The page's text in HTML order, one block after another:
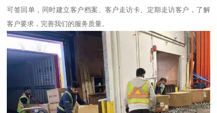
可签回单，同时建立客户档案、客户走访卡、定期走访客户，了解
客户要求，完善我们的服务质量。